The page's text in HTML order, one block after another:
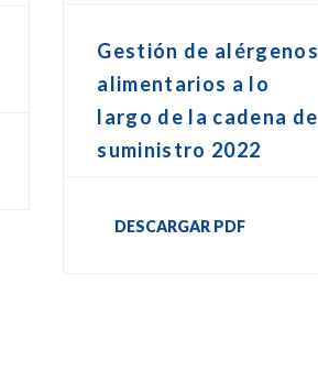
Gestión de alérgenos
alimentarios a lo
largo de la cadena de
suministro 2022
DESCARGAR PDF